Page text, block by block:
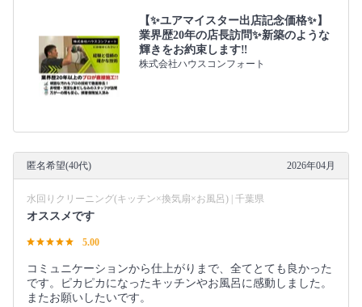
【✨ユアマイスター出店記念価格✨】
業界歴20年の店長訪問✨新築のような
輝きをお約束します‼️
株式会社ハウスコンフォート
匿名希望(40代) 2026年04月
水回りクリーニング(キッチン×換気扇×お風呂) | 千葉県
オススメです
5.00
コミュニケーションから仕上がりまで、全てとても良かった
です。ピカピカになったキッチンやお風呂に感動しました。
またお願いしたいです。